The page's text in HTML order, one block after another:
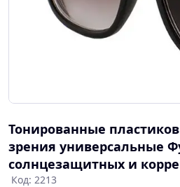
Тонированные
зрения универсальные
солнцезащитных и
Код: 2213